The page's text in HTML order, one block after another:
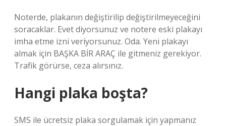
Noterde, plakanın değiştirilip değiştirilmeyeceğini
soracaklar. Evet diyorsunuz ve notere eski plakayı
imha etme izni veriyorsunuz. Oda. Yeni plakayı
almak için BAŞKA BİR ARAÇ ile gitmeniz gerekiyor.
Trafik görürse, ceza alırsınız.
Hangi plaka boşta?
SMS ile ücretsiz plaka sorgulamak için yapmanız